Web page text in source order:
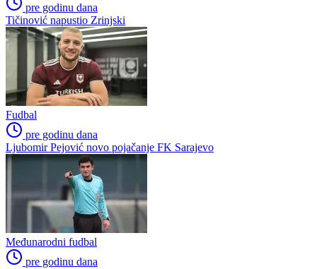
pre godinu dana
Tičinović napustio Zrinjski
Fudbal
pre godinu dana
Ljubomir Pejović novo pojačanje FK Sarajevo
Međunarodni fudbal
pre godinu dana